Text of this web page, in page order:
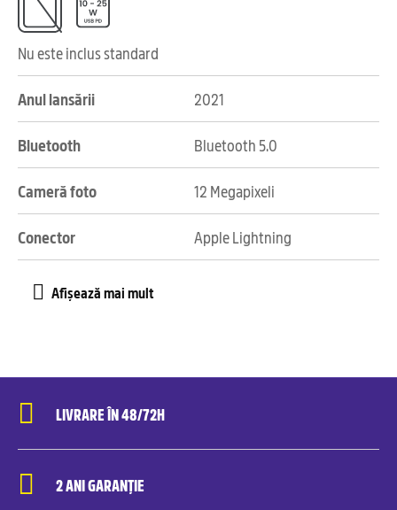
Nu este inclus standard
Anul lansării 2021
Bluetooth Bluetooth 5.0
Cameră foto 12 Megapixeli
Conector Apple Lightning
LIVRARE ÎN 48/72H
2 ANI GARANȚIE